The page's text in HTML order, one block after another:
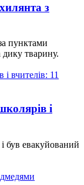
з
пунктами
дику тварину.
і
був евакуйований